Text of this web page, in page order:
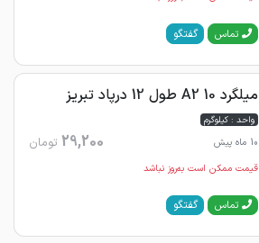
تماس گفتگو
میلگرد 10 A2 طول 12 درپاد تبریز
واحد : کیلوگرم
10 ماه پیش
29,200 تومان
قیمت ممکن است به‌روز نباشد
تماس گفتگو